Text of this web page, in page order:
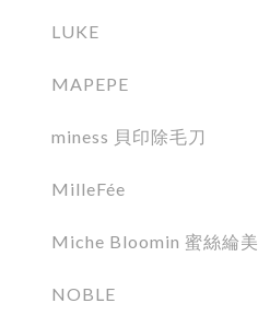
LUKE
MAPEPE
miness 貝印除毛刀
MilleFée
Miche Bloomin 蜜絲綸美
NOBLE